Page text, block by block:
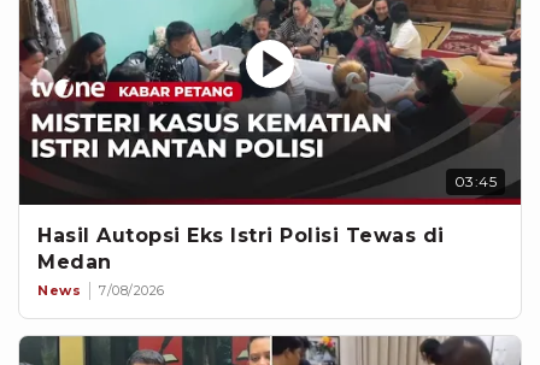
03:45
Hasil Autopsi Eks Istri Polisi Tewas di
Medan
News 7/08/2026